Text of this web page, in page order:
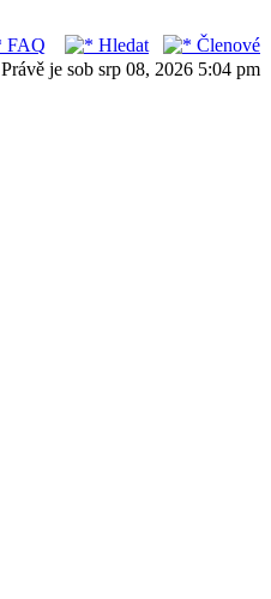
FAQ Hledat
Členové
Právě je sob srp 08, 2026 5:04 pm